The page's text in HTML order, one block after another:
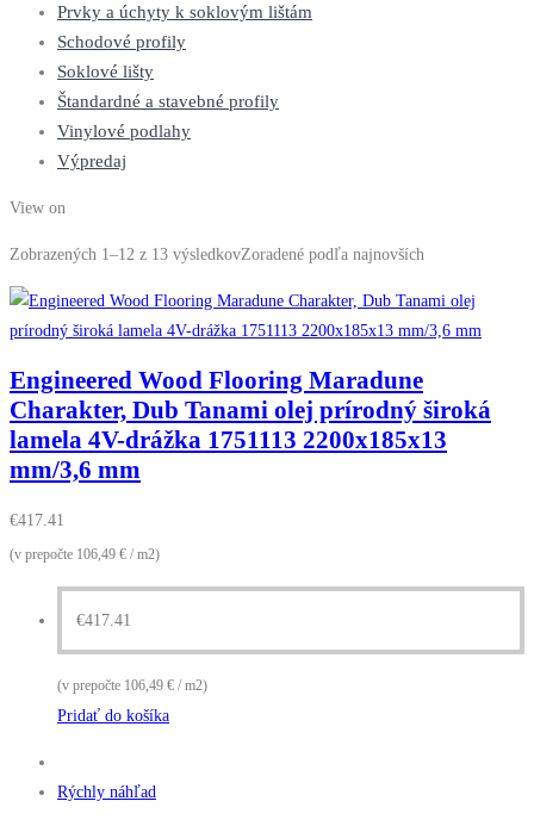
Prvky a úchyty k soklovým lištám
Schodové profily
Soklové lišty
Štandardné a stavebné profily
Vinylové podlahy
Výpredaj
View on
Zobrazených 1–12 z 13 výsledkovZoradené podľa najnovších
Engineered Wood Flooring Maradune
Charakter, Dub Tanami olej prírodný široká
lamela 4V-drážka 1751113 2200x185x13
mm/3,6 mm
€417.41
(v prepočte 106,49 € / m2)
€417.41
(v prepočte 106,49 € / m2)
Pridať do košíka
Rýchly náhľad